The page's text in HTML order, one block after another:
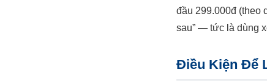
đầu 299.000đ (theo
sau” — tức là dùng
Điều Kiện Để